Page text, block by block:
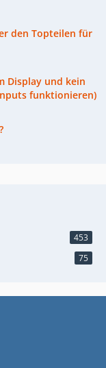
den Topteilen für
Display und kein
funktionieren)
453
75